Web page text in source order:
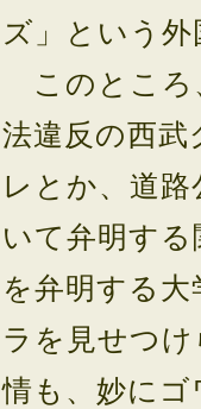
ズ」という
このところ
法違反の西武
レとか、道
いて弁明す
を弁明する
ラを見せつ
情も、妙に